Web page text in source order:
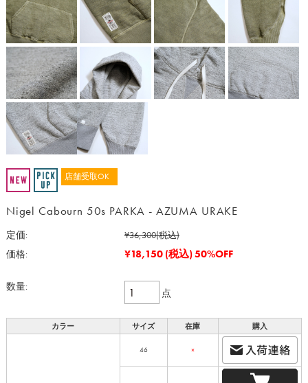
店舗受取OK
Nigel Cabourn 50s PARKA - AZUMA URAKE
定価: ¥36,300(税込)
価格:
¥18,150 (税込)50%OFF
数量:
点
カラー サイズ 在庫 購入
46 ×